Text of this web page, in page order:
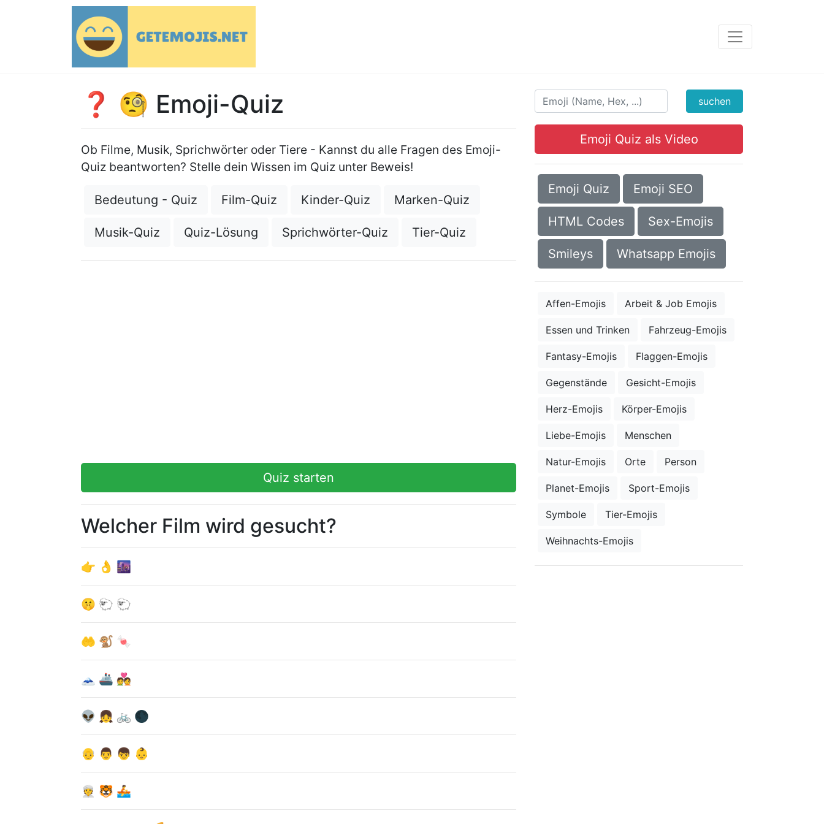
❓ 🧐 Emoji-Quiz
Ob Filme, Musik, Sprichwörter oder Tiere - Kannst du alle Fragen des Emoji-
Quiz beantworten? Stelle dein Wissen im Quiz unter Beweis!
Bedeutung - Quiz Film-Quiz Kinder-Quiz Marken-Quiz
Musik-Quiz Quiz-Lösung Sprichwörter-Quiz Tier-Quiz
Quiz starten
Welcher Film wird gesucht?
👉 👌 🌆
🤫 🐑 🐑
🤲 🐒 🍬
🗻 🚢 💑
👽 👧 🚲 🌑
👴 👨 👦 👶
👳 🐯 🚣
suchen
Emoji Quiz als Video
Emoji Quiz Emoji SEO
HTML Codes Sex-Emojis
Smileys Whatsapp Emojis
Affen-Emojis Arbeit & Job Emojis
Essen und Trinken Fahrzeug-Emojis
Fantasy-Emojis Flaggen-Emojis
Gegenstände Gesicht-Emojis
Herz-Emojis Körper-Emojis
Liebe-Emojis Menschen
Natur-Emojis Orte Person
Planet-Emojis Sport-Emojis
Symbole Tier-Emojis
Weihnachts-Emojis